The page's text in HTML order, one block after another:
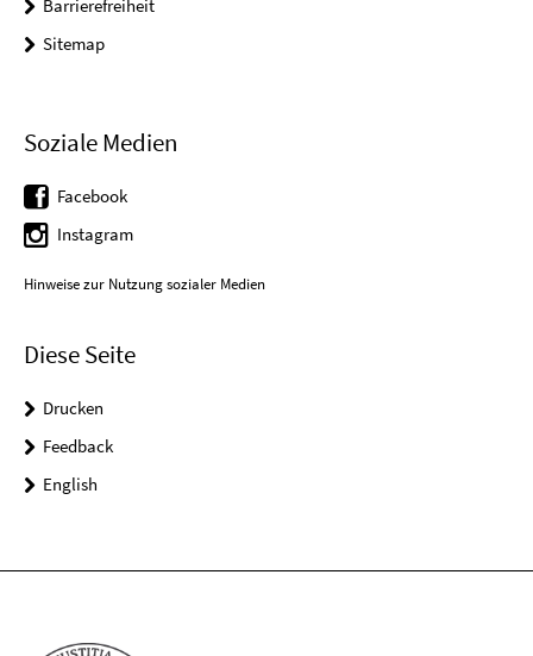
Barrierefreiheit
Sitemap
Soziale Medien
Facebook
Instagram
Hinweise zur Nutzung sozialer Medien
Diese Seite
Drucken
Feedback
English